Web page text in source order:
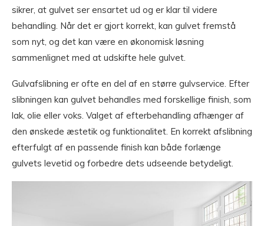
sikrer, at gulvet ser ensartet ud og er klar til videre
behandling. Når det er gjort korrekt, kan gulvet fremstå
som nyt, og det kan være en økonomisk løsning
sammenlignet med at udskifte hele gulvet.
Gulvafslibning er ofte en del af en større gulvservice. Efter
slibningen kan gulvet behandles med forskellige finish, som
lak, olie eller voks. Valget af efterbehandling afhænger af
den ønskede æstetik og funktionalitet. En korrekt afslibning
efterfulgt af en passende finish kan både forlænge
gulvets levetid og forbedre dets udseende betydeligt.